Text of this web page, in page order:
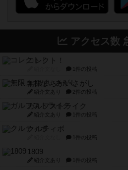
アクセス数
コレクト！
1件の投稿
無限まちがいさがし
紹介文あり 2件の投稿
ガルフストライク
紹介文あり 1件の投稿
クルティボ
1件の投稿
1809
紹介文あり 1件の投稿